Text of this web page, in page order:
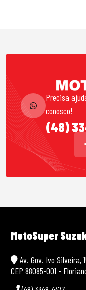
Precisa
conosco!
(48)
MotoSuper
Av. Gov. Ivo Silveira,
CEP 88085-001 -